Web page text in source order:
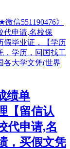
绩单
【留信认
代申请,名
，买假文凭